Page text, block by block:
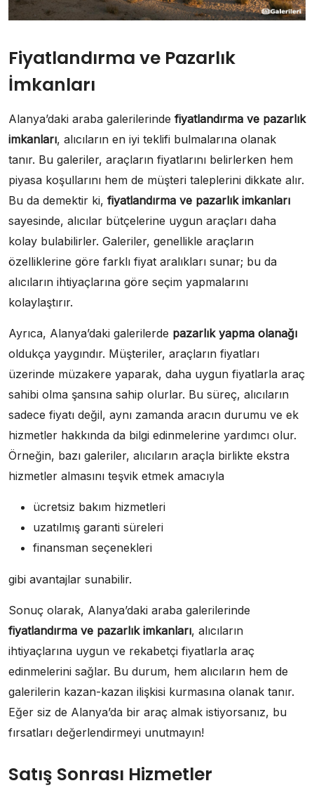
Fiyatlandırma ve Pazarlık
İmkanları
Alanya’daki araba galerilerinde fiyatlandırma ve pazarlık
imkanları, alıcıların en iyi teklifi bulmalarına olanak
tanır. Bu galeriler, araçların fiyatlarını belirlerken hem
piyasa koşullarını hem de müşteri taleplerini dikkate alır.
Bu da demektir ki, fiyatlandırma ve pazarlık imkanları
sayesinde, alıcılar bütçelerine uygun araçları daha
kolay bulabilirler. Galeriler, genellikle araçların
özelliklerine göre farklı fiyat aralıkları sunar; bu da
alıcıların ihtiyaçlarına göre seçim yapmalarını
kolaylaştırır.
Ayrıca, Alanya’daki galerilerde pazarlık yapma olanağı
oldukça yaygındır. Müşteriler, araçların fiyatları
üzerinde müzakere yaparak, daha uygun fiyatlarla araç
sahibi olma şansına sahip olurlar. Bu süreç, alıcıların
sadece fiyatı değil, aynı zamanda aracın durumu ve ek
hizmetler hakkında da bilgi edinmelerine yardımcı olur.
Örneğin, bazı galeriler, alıcıların araçla birlikte ekstra
hizmetler almasını teşvik etmek amacıyla
ücretsiz bakım hizmetleri
uzatılmış garanti süreleri
finansman seçenekleri
gibi avantajlar sunabilir.
Sonuç olarak, Alanya’daki araba galerilerinde
fiyatlandırma ve pazarlık imkanları, alıcıların
ihtiyaçlarına uygun ve rekabetçi fiyatlarla araç
edinmelerini sağlar. Bu durum, hem alıcıların hem de
galerilerin kazan-kazan ilişkisi kurmasına olanak tanır.
Eğer siz de Alanya’da bir araç almak istiyorsanız, bu
fırsatları değerlendirmeyi unutmayın!
Satış Sonrası Hizmetler